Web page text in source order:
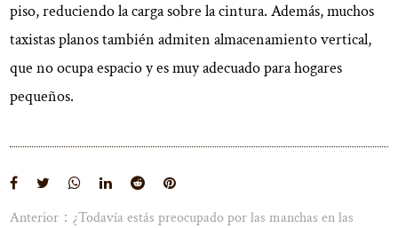
piso, reduciendo la carga sobre la cintura. Además, muchos
taxistas planos también admiten almacenamiento vertical,
que no ocupa espacio y es muy adecuado para hogares
pequeños.
Anterior：¿Todavía estás preocupado por las manchas en las